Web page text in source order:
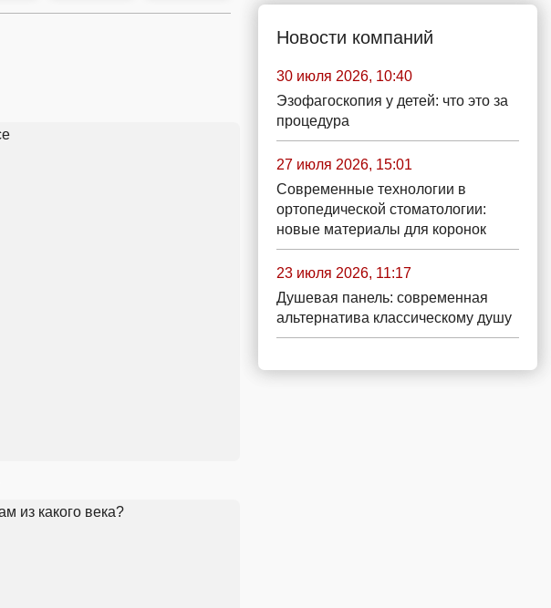
Новости компаний
30 июля 2026, 10:40
Эзофагоскопия у детей: что это за
процедура
27 июля 2026, 15:01
Современные технологии в
ортопедической стоматологии:
новые материалы для коронок
23 июля 2026, 11:17
Душевая панель: современная
альтернатива классическому душу